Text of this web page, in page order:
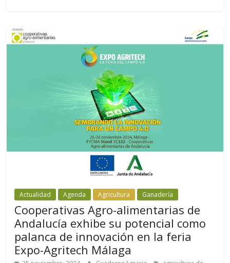
Actualidad Agenda Agricultura Ganadería
Cooperativas Agro-alimentarias de
Andalucía exhibe su potencial como
palanca de innovación en la feria
Expo-Agritech Málaga